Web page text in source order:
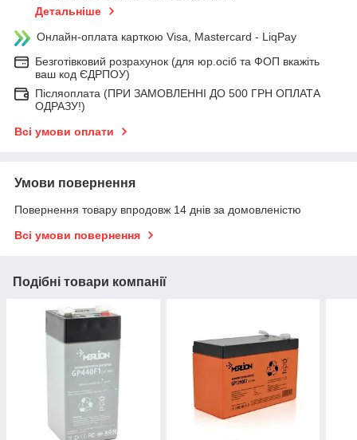
Детальніше
Онлайн-оплата карткою Visa, Mastercard - LiqPay
Безготівковий розрахунок (для юр.осіб та ФОП вкажіть
ваш код ЄДРПОУ)
Післяоплата (ПРИ ЗАМОВЛЕННІ ДО 500 ГРН ОПЛАТА
ОДРАЗУ!)
Всі умови оплати
Умови повернення
Повернення товару впродовж 14 днів за домовленістю
Всі умови повернення
Подібні товари компанії